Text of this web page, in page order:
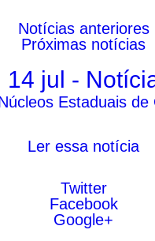
Notícias anteriores
Próximas notícias
14 jul -
Estaduais
Ler essa notícia
Twitter
Facebook
Google+